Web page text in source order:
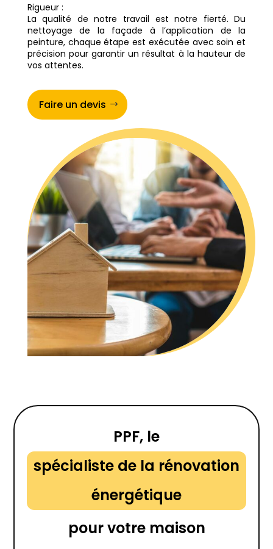
Rigueur :
La qualité de notre travail est notre fierté. Du
nettoyage de la façade à l’application de la
peinture, chaque étape est exécutée avec soin et
précision pour garantir un résultat à la hauteur de
vos attentes.
Faire un devis
PPF, le
spécialiste de la rénovation
énergétique
pour votre maison